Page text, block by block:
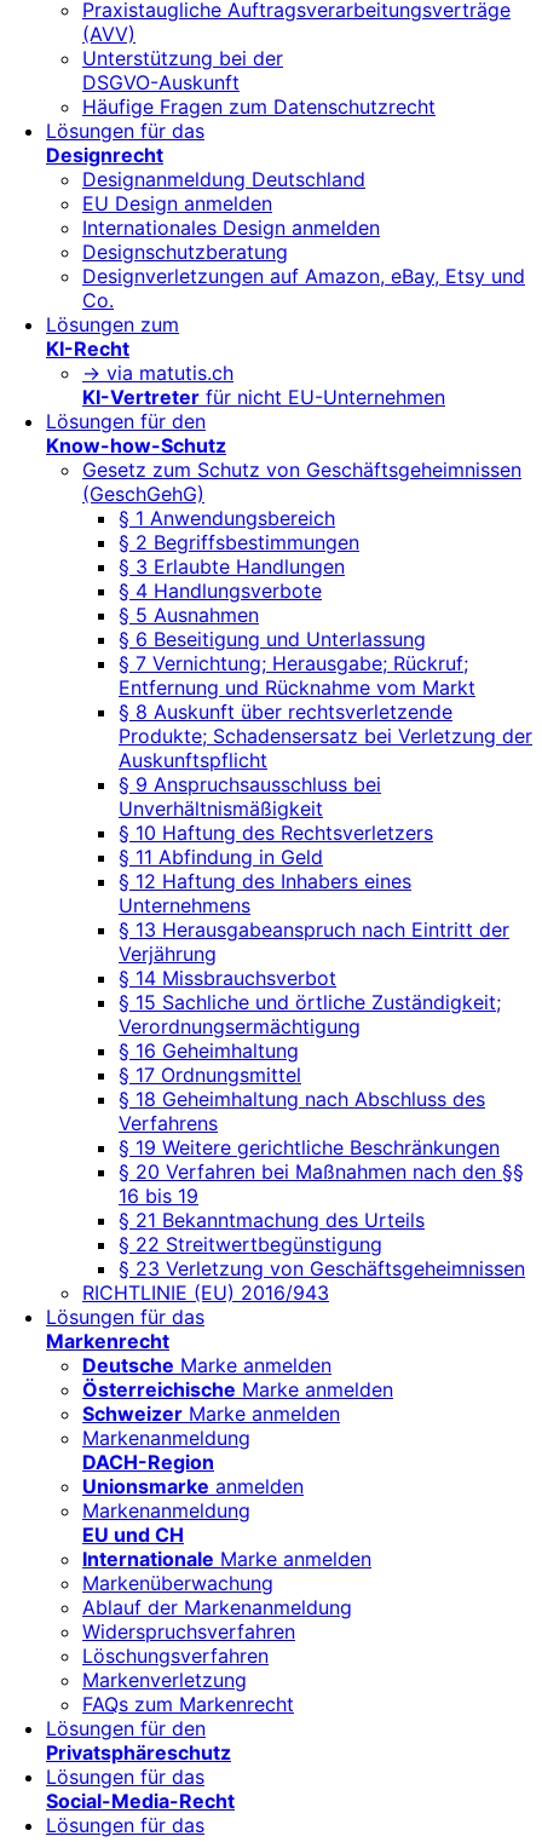
Praxistaugliche Auftragsverarbeitungsverträge
(AVV)
Unterstützung bei der
DSGVO-Auskunft
Häufige Fragen zum Datenschutzrecht
Lösungen für das
Designrecht
Designanmeldung Deutschland
EU Design anmelden
Internationales Design anmelden
Designschutzberatung
Designverletzungen auf Amazon, eBay, Etsy und
Co.
Lösungen zum
KI-Recht
-> via matutis.ch
KI-Vertreter für nicht EU-Unternehmen
Lösungen für den
Know-how-Schutz
Gesetz zum Schutz von Geschäftsgeheimnissen
(GeschGehG)
§ 1 Anwendungsbereich
§ 2 Begriffsbestimmungen
§ 3 Erlaubte Handlungen
§ 4 Handlungsverbote
§ 5 Ausnahmen
§ 6 Beseitigung und Unterlassung
§ 7 Vernichtung; Herausgabe; Rückruf;
Entfernung und Rücknahme vom Markt
§ 8 Auskunft über rechtsverletzende
Produkte; Schadensersatz bei Verletzung der
Auskunftspflicht
§ 9 Anspruchsausschluss bei
Unverhältnismäßigkeit
§ 10 Haftung des Rechtsverletzers
§ 11 Abfindung in Geld
§ 12 Haftung des Inhabers eines
Unternehmens
§ 13 Herausgabeanspruch nach Eintritt der
Verjährung
§ 14 Missbrauchsverbot
§ 15 Sachliche und örtliche Zuständigkeit;
Verordnungsermächtigung
§ 16 Geheimhaltung
§ 17 Ordnungsmittel
§ 18 Geheimhaltung nach Abschluss des
Verfahrens
§ 19 Weitere gerichtliche Beschränkungen
§ 20 Verfahren bei Maßnahmen nach den §§
16 bis 19
§ 21 Bekanntmachung des Urteils
§ 22 Streitwertbegünstigung
§ 23 Verletzung von Geschäftsgeheimnissen
RICHTLINIE (EU) 2016/943
Lösungen für das
Markenrecht
Deutsche Marke anmelden
Österreichische Marke anmelden
Schweizer Marke anmelden
Markenanmeldung
DACH-Region
Unionsmarke anmelden
Markenanmeldung
EU und CH
Internationale Marke anmelden
Markenüberwachung
Ablauf der Markenanmeldung
Widerspruchsverfahren
Löschungsverfahren
Markenverletzung
FAQs zum Markenrecht
Lösungen für den
Privatsphäreschutz
Lösungen für das
Social-Media-Recht
Lösungen für das